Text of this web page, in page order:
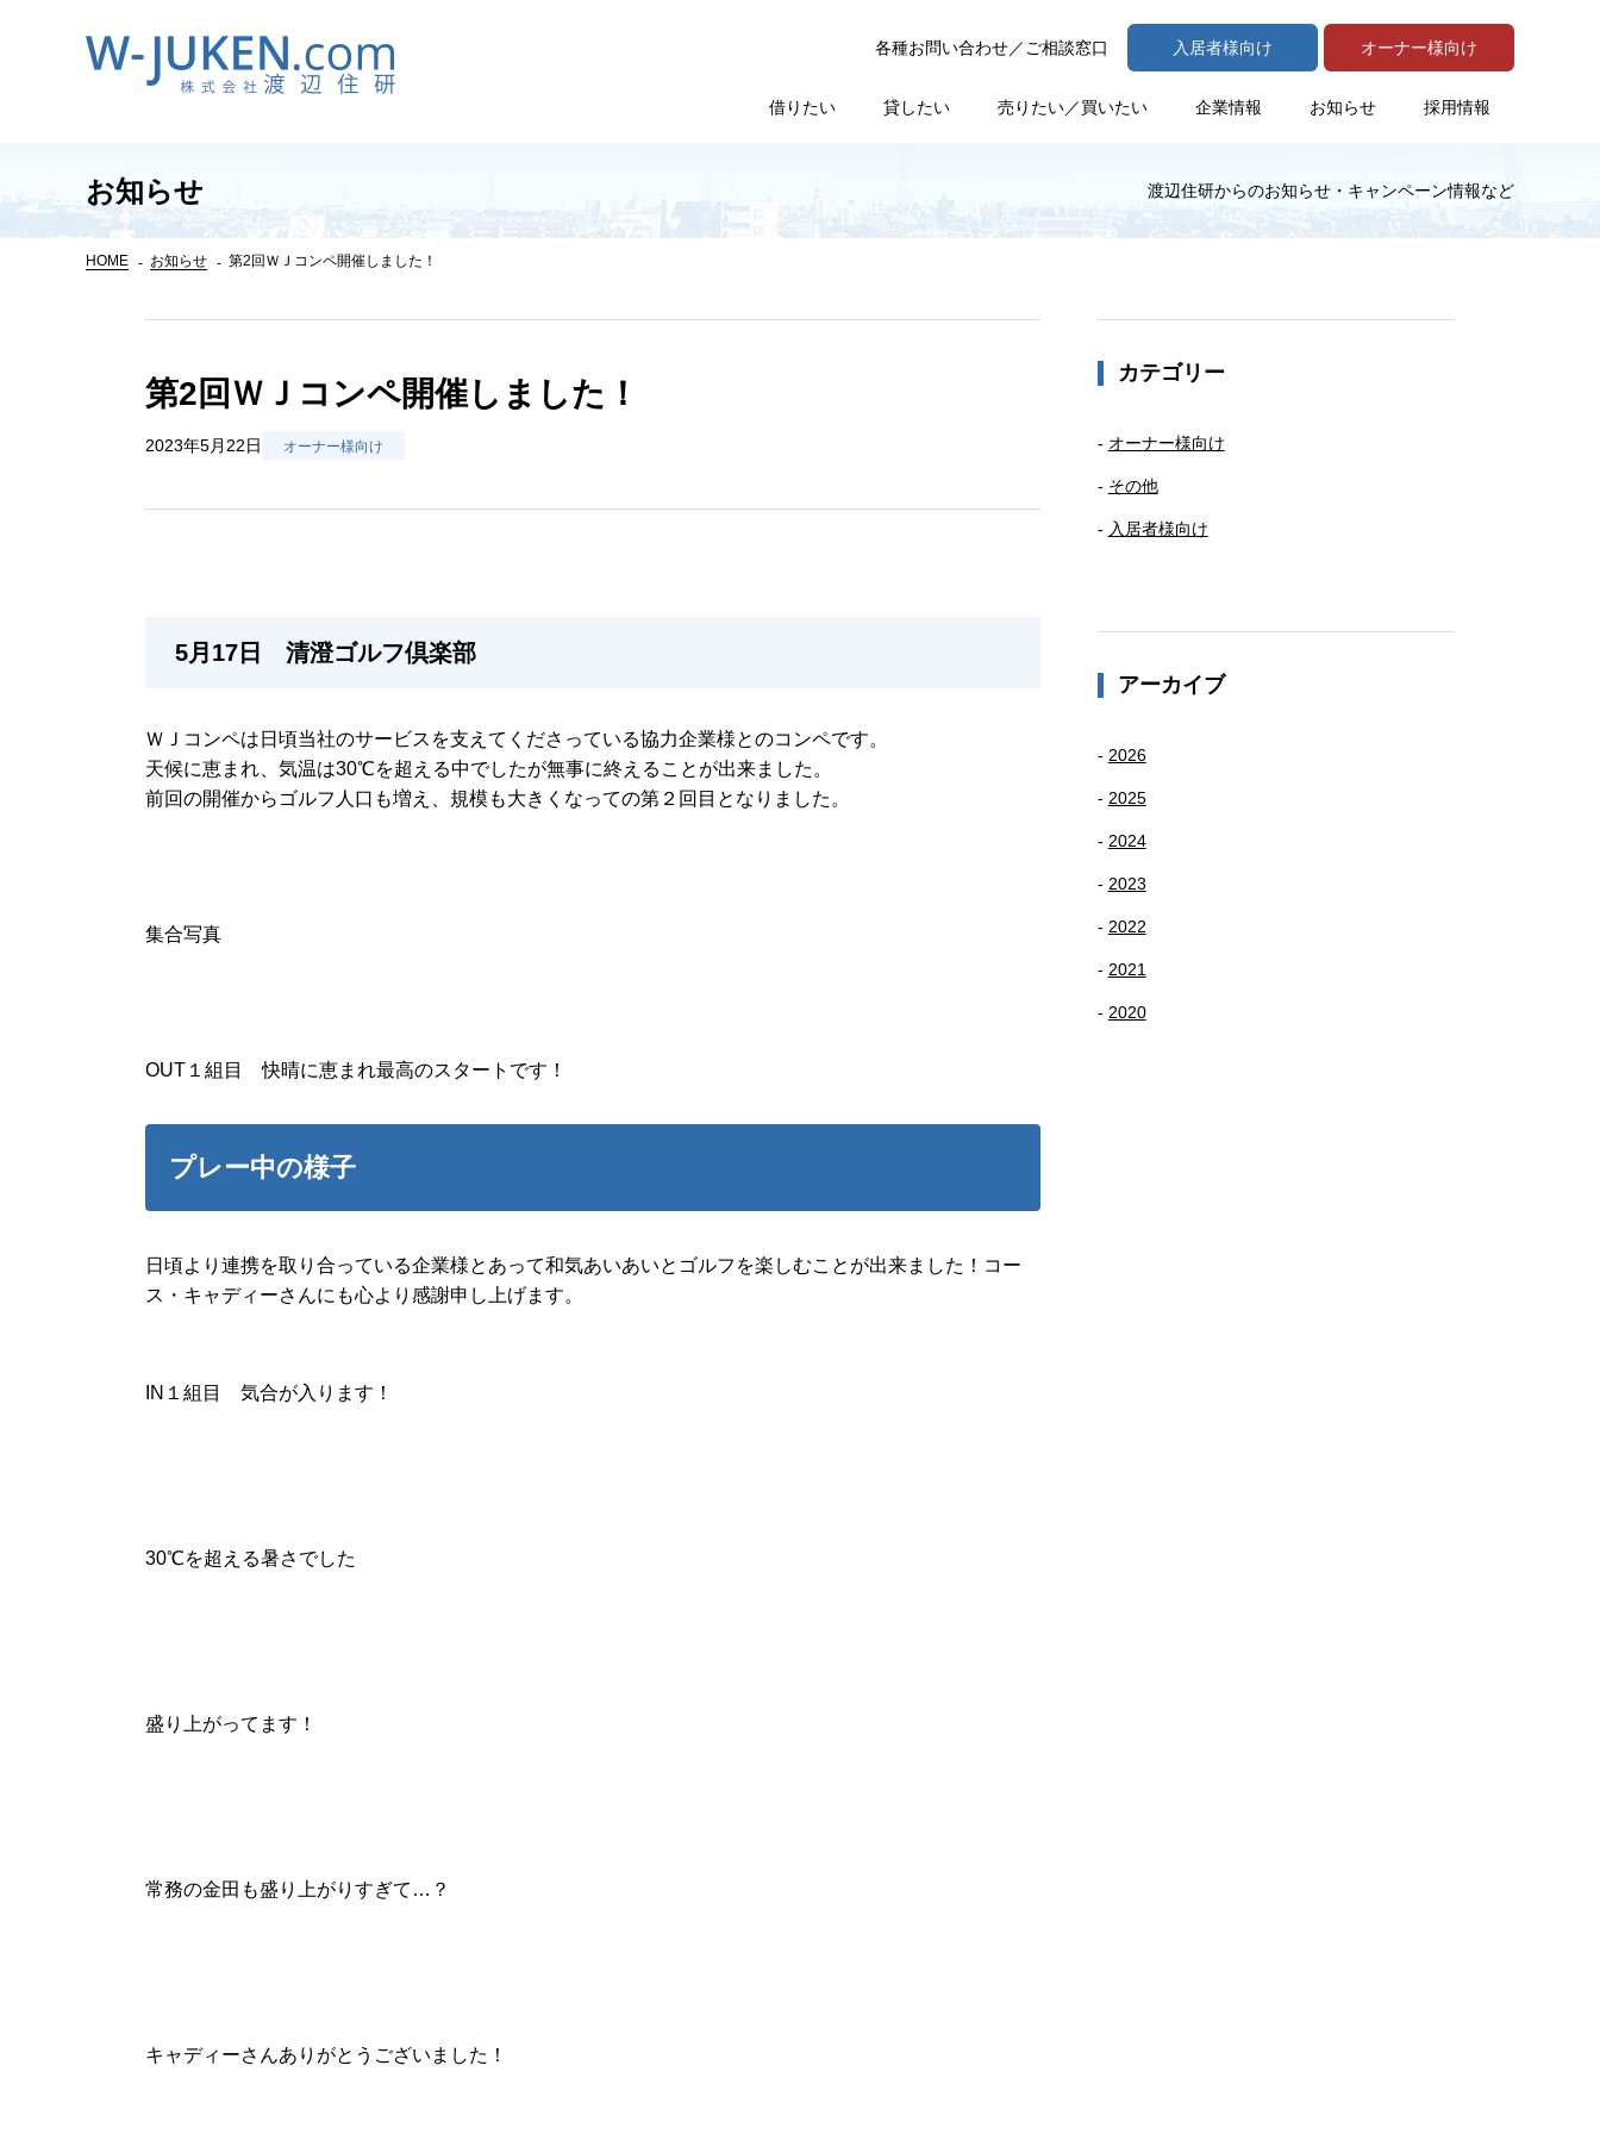
各種お問い合わせ／ご相談窓口 入居者様向け オーナー様向け
借りたい 貸したい 売りたい／買いたい 企業情報 お知らせ 採用情報
お知らせ 渡辺住研からのお知らせ・キャンペーン情報など
HOME お知らせ 第2回ＷＪコンペ開催しました！
第2回ＷＪコンペ開催しました！
2023年5月22日 オーナー様向け
5月17日 清澄ゴルフ倶楽部
ＷＪコンペは日頃当社のサービスを支えてくださっている協力企業様とのコンペです。
天候に恵まれ、気温は30℃を超える中でしたが無事に終えることが出来ました。
前回の開催からゴルフ人口も増え、規模も大きくなっての第２回目となりました。
集合写真
OUT１組目 快晴に恵まれ最高のスタートです！
プレー中の様子
日頃より連携を取り合っている企業様とあって和気あいあいとゴルフを楽しむことが出来ました！コー
ス・キャディーさんにも心より感謝申し上げます。
IN１組目 気合が入ります！
30℃を超える暑さでした
盛り上がってます！
常務の金田も盛り上がりすぎて…？
キャディーさんありがとうございました！
カテゴリー
オーナー様向け
その他
入居者様向け
アーカイブ
2026
2025
2024
2023
2022
2021
2020